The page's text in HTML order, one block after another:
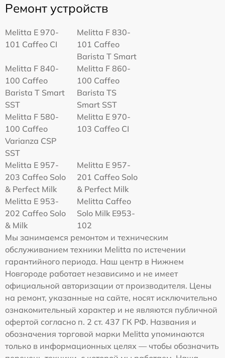
Ремонт устройств
Melitta Е 970-
101 Caffeo CI
Melitta F 830-
101 Caffeo
Barista T Smart
Melitta F 840-
100 Caffeo
Barista T Smart
SST
Melitta F 860-
100 Caffeo
Barista TS
Smart SST
Melitta F 580-
100 Caffeo
Varianza CSP
SST
Melitta Е 970-
103 Caffeo CI
Melitta E 957-
203 Caffeo Solo
& Perfect Milk
Melitta E 957-
201 Caffeo Solo
& Perfect Milk
Melitta Е 953-
202 Caffeo Solo
& Milk
Melitta Caffeo
Solo Milk E953-
102
Мы занимаемся ремонтом и техническим
обслуживанием техники Melitta по истечении
гарантийного периода. Наш центр в Нижнем
Новгороде работает независимо и не имеет
официальной авторизации от производителя. Цены
на ремонт, указанные на сайте, носят исключительно
ознакомительный характер и не являются публичной
офертой согласно п. 2 ст. 437 ГК РФ. Названия и
обозначения торговой марки Melitta упоминаются
только в информационных целях — чтобы обозначить